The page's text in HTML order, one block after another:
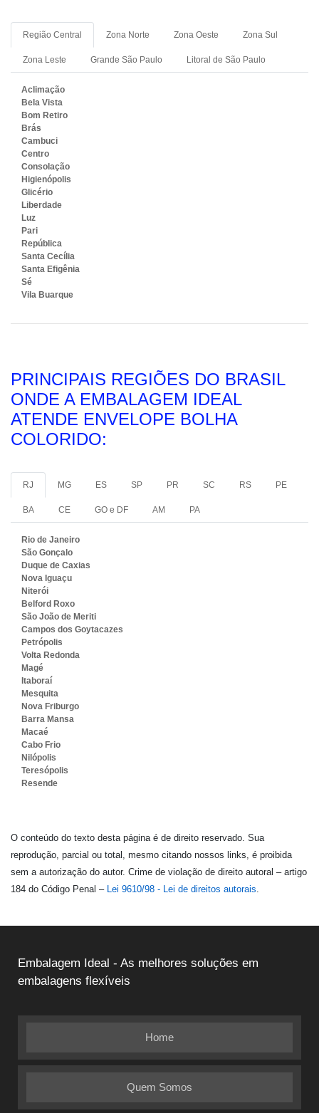
Região Central Zona Norte Zona Oeste Zona Sul
Zona Leste Grande São Paulo Litoral de São Paulo
Aclimação
Bela Vista
Bom Retiro
Brás
Cambuci
Centro
Consolação
Higienópolis
Glicério
Liberdade
Luz
Pari
República
Santa Cecília
Santa Efigênia
Sé
Vila Buarque
PRINCIPAIS REGIÕES DO BRASIL
ONDE A EMBALAGEM IDEAL
ATENDE ENVELOPE BOLHA
COLORIDO:
RJ MG ES SP PR SC RS PE
BA CE GO e DF AM PA
Rio de Janeiro
São Gonçalo
Duque de Caxias
Nova Iguaçu
Niterói
Belford Roxo
São João de Meriti
Campos dos Goytacazes
Petrópolis
Volta Redonda
Magé
Itaboraí
Mesquita
Nova Friburgo
Barra Mansa
Macaé
Cabo Frio
Nilópolis
Teresópolis
Resende
O conteúdo do texto desta página é de direito reservado. Sua
reprodução, parcial ou total, mesmo citando nossos links, é proibida
sem a autorização do autor. Crime de violação de direito autoral – artigo
184 do Código Penal – Lei 9610/98 - Lei de direitos autorais.
Embalagem Ideal - As melhores soluções em
embalagens flexíveis
Home
Quem Somos